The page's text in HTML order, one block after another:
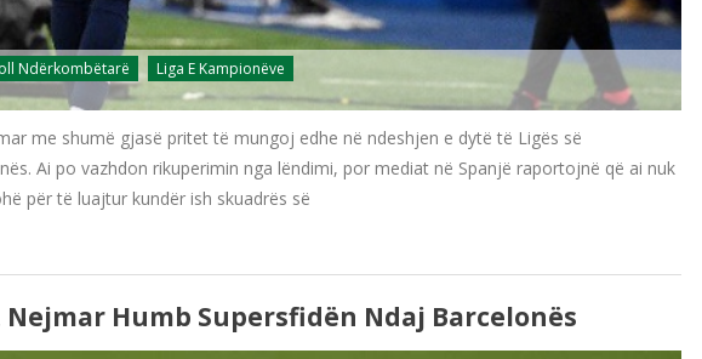
Ndërkombëtarë Liga E Kampionëve
me shumë gjasë pritet të mungoj edhe në ndeshjen e dytë të Ligës së
Ai po vazhdon rikuperimin nga lëndimi, por mediat në Spanjë raportojnë që ai nuk
për të luajtur kundër ish skuadrës së
Nejmar Humb Supersfidën Ndaj Barcelonës